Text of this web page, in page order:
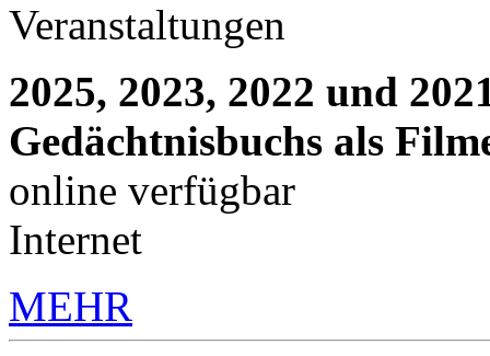
Veranstaltungen
2025, 2023, 2022 und
Gedächtnisbuchs als
online verfügbar
Internet
MEHR